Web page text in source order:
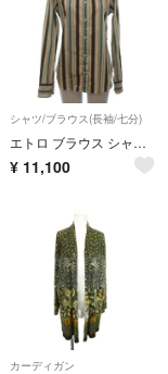
シャツ/ブラウス(長袖/七分)
エトロ ブラウス シャツ 長袖 マルチストライプ ベージュ ブラウン系 38
¥ 11,100
カーディガン